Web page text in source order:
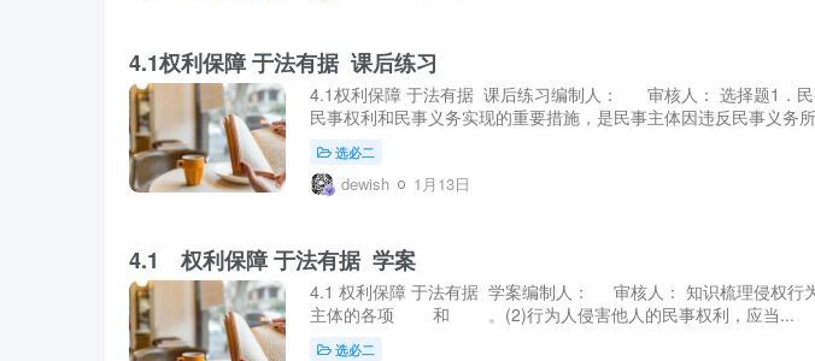
4.1权利保障 于法有据 课后练习
4.1权利保障 于法有据 课后练习编制人： 审核人： 选择题1．民
民事权利和民事义务实现的重要措施，是民事主体因违反民事义务
选必二
dewish 1月13日
4.1 权利保障 于法有据 学案
4.1 权利保障 于法有据 学案编制人： 审核人： 知识梳理侵权行
主体的各项 和 。(2)行为人侵害他人的民事权利，应当...
选必二